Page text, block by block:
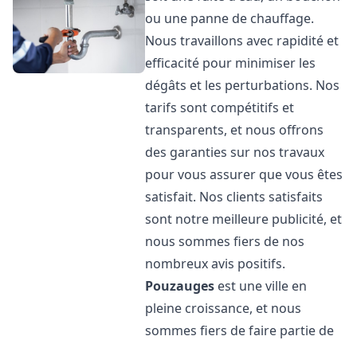
ou une panne de chauffage.
Nous travaillons avec rapidité et
efficacité pour minimiser les
dégâts et les perturbations. Nos
tarifs sont compétitifs et
transparents, et nous offrons
des garanties sur nos travaux
pour vous assurer que vous êtes
satisfait. Nos clients satisfaits
sont notre meilleure publicité, et
nous sommes fiers de nos
nombreux avis positifs.
Pouzauges est une ville en
pleine croissance, et nous
sommes fiers de faire partie de